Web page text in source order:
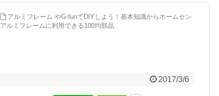
アルミフレーム やG-funでDIYしよう！基本知識からホームセン
アルミフレームに利用できる100均部品
2017/3/6